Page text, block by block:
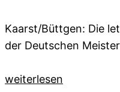
Kaarst/Büttgen: Die
der Deutschen
weiterlesen